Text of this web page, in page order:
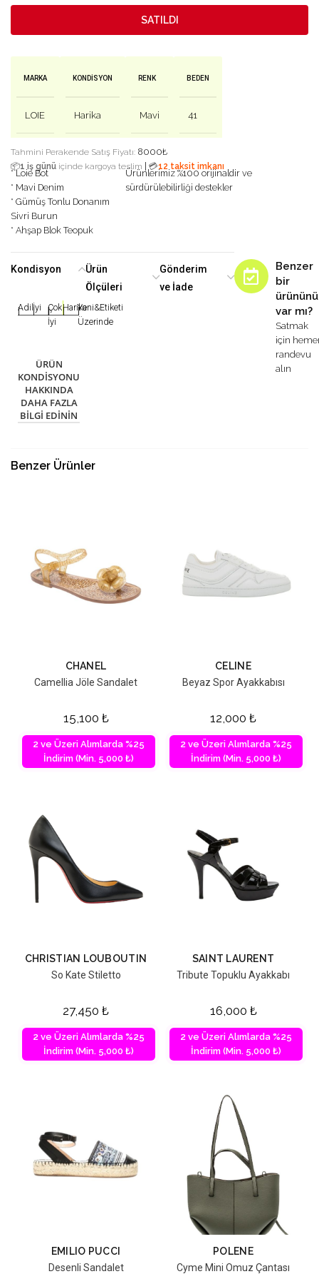
SATILDI
MARKA
LOIE
KONDISYON
Harika
RENK
Mavi
BEDEN
41
Tahmini Perakende Satış Fiyatı: 8000₺
📦1 iş günü içinde kargoya teslim 💳12 taksit imkanı
* Loie Bot
* Mavi Denim
* Gümüş Tonlu Donanım
Sivri Burun
* Ahşap Blok Teopuk
Ürünlerimiz %100 orijinaldir ve
sürdürülebilirliği destekler
Kondisyon
|Adil|İyi |
Çok
İyi
|Harika
|Yeni&Etiketi
Üzerinde
ÜRÜN
KONDISYONU
HAKKINDA
DAHA FAZLA
BILGI EDININ
Ürün
Ölçüleri
Gönderim
ve İade
Benzer
bir
var mı?
Satmak
için
randevu
alın
Benzer Ürünler
CHANEL
Camellia Jöle Sandalet
15,100 ₺
2 ve Üzeri Alımlarda %25
İndirim (Min. 5,000 ₺)
CELINE
Beyaz Spor Ayakkabısı
12,000 ₺
2 ve Üzeri Alımlarda %25
İndirim (Min. 5,000 ₺)
CHRISTIAN LOUBOUTIN
So Kate Stiletto
27,450 ₺
2 ve Üzeri Alımlarda %25
İndirim (Min. 5,000 ₺)
SAINT LAURENT
Tribute Topuklu Ayakkabı
16,000 ₺
2 ve Üzeri Alımlarda %25
İndirim (Min. 5,000 ₺)
EMILIO PUCCI
Desenli Sandalet
POLENE
Cyme Mini Omuz Çantası